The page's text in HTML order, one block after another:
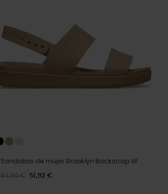
Sandalias de mujer Brooklyn Backstrap W
64,90 € 51,92 €